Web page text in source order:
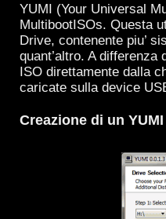
YUMI (Your Universal
MultibootISOs. Questa
Drive, contenente piu’
quant’altro. A differenza
ISO direttamente dalla
caricate sulla device
Creazione di un